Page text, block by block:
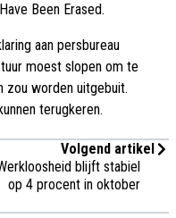
Been Erased.
aan persbureau
moest slopen om te
zou worden uitgebuit.
terugkeren.
Volgend artikel
blijft stabiel
op 4 procent in oktober